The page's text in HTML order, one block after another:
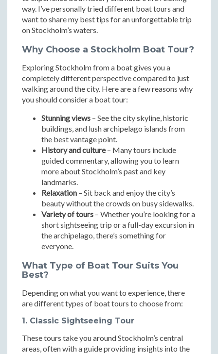
way. I’ve personally tried different boat tours and
want to share my best tips for an unforgettable trip
on Stockholm’s waters.
Why Choose a Stockholm Boat Tour?
Exploring Stockholm from a boat gives you a
completely different perspective compared to just
walking around the city. Here are a few reasons why
you should consider a boat tour:
Stunning views – See the city skyline, historic
buildings, and lush archipelago islands from
the best vantage point.
History and culture– Many tours include
guided commentary, allowing you to learn
more about Stockholm’s past and key
landmarks.
Relaxation – Sit back and enjoy the city’s
beauty without the crowds on busy sidewalks.
Variety of tours – Whether you’re looking for a
short sightseeing trip or a full-day excursion in
the archipelago, there’s something for
everyone.
What Type of Boat Tour Suits You
Best?
Depending on what you want to experience, there
are different types of boat tours to choose from:
1. Classic Sightseeing Tour
These tours take you around Stockholm’s central
areas, often with a guide providing insights into the